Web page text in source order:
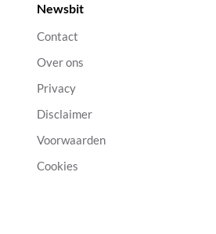
Newsbit
Contact
Over ons
Privacy
Disclaimer
Voorwaarden
Cookies